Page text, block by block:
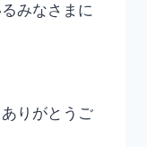
みなさまに
りがとうご